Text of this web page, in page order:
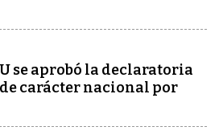
se aprobó la declaratoria
carácter nacional por